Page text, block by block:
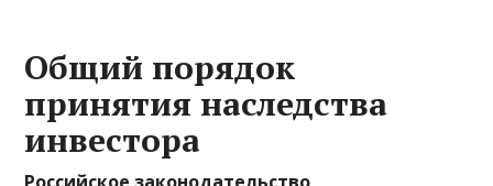
Общий порядок
принятия наследства
инвестора